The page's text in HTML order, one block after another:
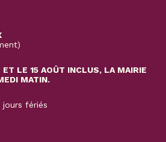
LE 15 AOÛT INCLUS, LA MAIRIE
MATIN.
fériés